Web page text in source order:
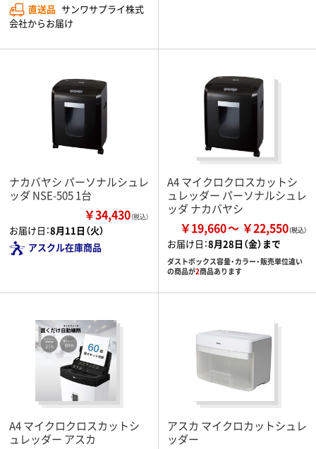
直送品 サンワサプライ株式
会社からお届け
ナカバヤシ パーソナルシュレ
ッダ NSE-505 1台
￥34,430（税込）
お届け日：8月11日（火）
アスクル在庫商品
A4 マイクロクロスカットシ
ュレッダー パーソナルシュレ
ッダ ナカバヤシ
￥19,660 ￥22,550
お届け日：8月28日（金）まで
ダストボックス容量・カラー・販売単位違い
の商品が2商品あります
A4 マイクロクロスカットシ
ュレッダー アスカ
アスカ マイクロカットシュレ
ッダー